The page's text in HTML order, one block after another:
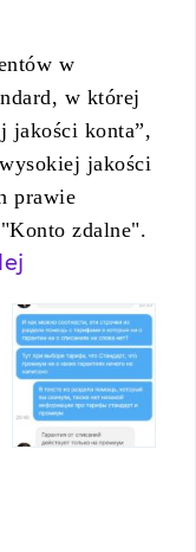
w
w której
jakości konta”,
jakości
prawie
zdalne".